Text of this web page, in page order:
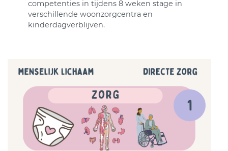
competenties in tijdens 8 weken stage in
verschillende woonzorgcentra en
kinderdagverblijven.